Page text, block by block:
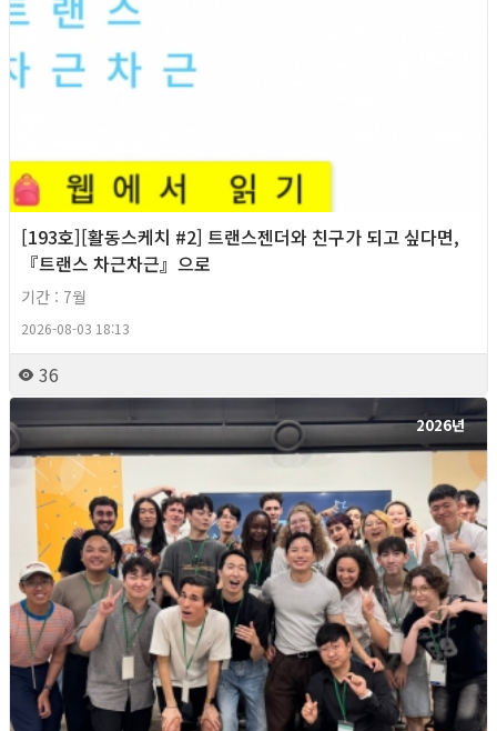
[193호][활동스케치 #2] 트랜스젠더와 친구가 되고 싶다면,
『트랜스 차근차근』으로
기간 : 7월
2026-08-03 18:13
36
2026년